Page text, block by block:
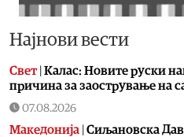
Најнови вести
Свет| Калас: Новите руски
причина за заострување на
07.08.2026
Македонија Сиљановска